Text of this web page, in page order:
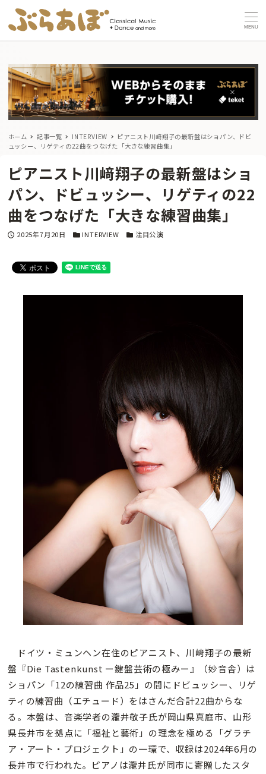
MENU
ホーム 記事一覧 INTERVIEW
ピアニスト川﨑翔子の最新盤はショパン、ドビ
ュッシー、リゲティの22曲をつなげた「大きな練習曲集」
ピアニスト川﨑翔子の最新盤はショ
パン、ドビュッシー、リゲティの22
曲をつなげた「大きな練習曲集」
投稿日
2025年7月20日 カテゴリー
INTERVIEW カテゴリー
注目公演
ドイツ・ミュンヘン在住のピアニスト、川﨑翔子の最新
盤『Die Tastenkunst ー鍵盤芸術の極みー』（妙音舎）は
ショパン「12の練習曲 作品25」の間にドビュッシー、リゲ
ティの練習曲（エチュード）をはさんだ合計22曲からな
る。本盤は、音楽学者の瀧井敬子氏が岡山県真庭市、山形
県長井市を拠点に「福祉と藝術」の理念を極める「グラチ
ア・アート・プロジェクト」の一環で、収録は2024年6月の
長井市で行われた。ピアノは瀧井氏が同市に寄贈したスタ